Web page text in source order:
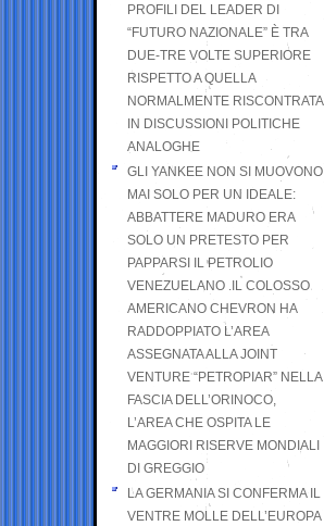
PROFILI DEL LEADER DI
“FUTURO NAZIONALE” È TRA
DUE-TRE VOLTE SUPERIORE
RISPETTO A QUELLA
NORMALMENTE RISCONTRATA
IN DISCUSSIONI POLITICHE
ANALOGHE
GLI YANKEE NON SI MUOVONO
MAI SOLO PER UN IDEALE:
ABBATTERE MADURO ERA
SOLO UN PRETESTO PER
PAPPARSI IL PETROLIO
VENEZUELANO .IL COLOSSO
AMERICANO CHEVRON HA
RADDOPPIATO L’AREA
ASSEGNATA ALLA JOINT
VENTURE “PETROPIAR” NELLA
FASCIA DELL’ORINOCO,
L’AREA CHE OSPITA LE
MAGGIORI RISERVE MONDIALI
DI GREGGIO
LA GERMANIA SI CONFERMA IL
VENTRE MOLLE DELL’EUROPA